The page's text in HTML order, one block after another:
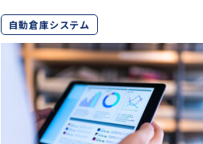
自動倉庫システム